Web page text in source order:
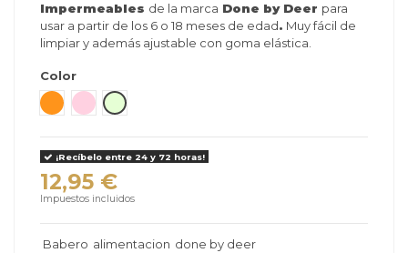
Impermeables de la marca Done by Deer para
usar a partir de los 6 o 18 meses de edad. Muy fácil de
limpiar y además ajustable con goma elástica.
Color
NaranjaRosa PastelVerde pastel
¡Recíbelo entre 24 y 72 horas!
12,95 €
Impuestos incluidos
Babero alimentacion done by deer